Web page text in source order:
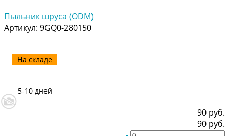
Пыльник шруса (ODM)
Артикул: 9GQ0-280150
На складе
5-10 дней
90 руб.
90 руб.